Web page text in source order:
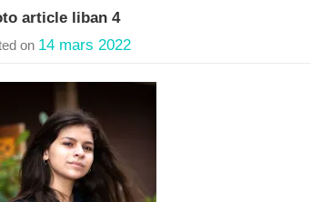
article liban 4
on 14 mars 2022